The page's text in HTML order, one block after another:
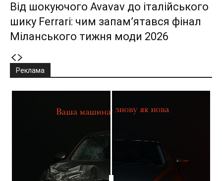
Від шокуючого Avavav до італійського
шику Ferrari: чим запам’ятався фінал
Міланського тижня моди 2026
Реклама